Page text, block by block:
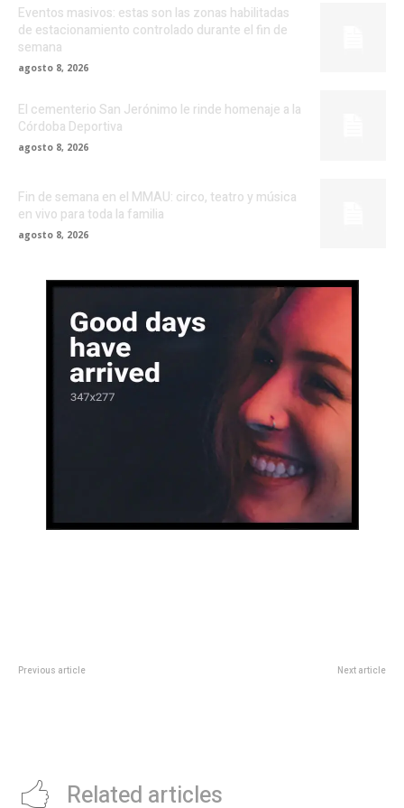
Eventos masivos: estas son las zonas habilitadas
de estacionamiento controlado durante el fin de
semana
agosto 8, 2026
El cementerio San Jerónimo le rinde homenaje a la
Córdoba Deportiva
agosto 8, 2026
Fin de semana en el MMAU: circo, teatro y música
en vivo para toda la familia
agosto 8, 2026
Previous article Next article
Related articles